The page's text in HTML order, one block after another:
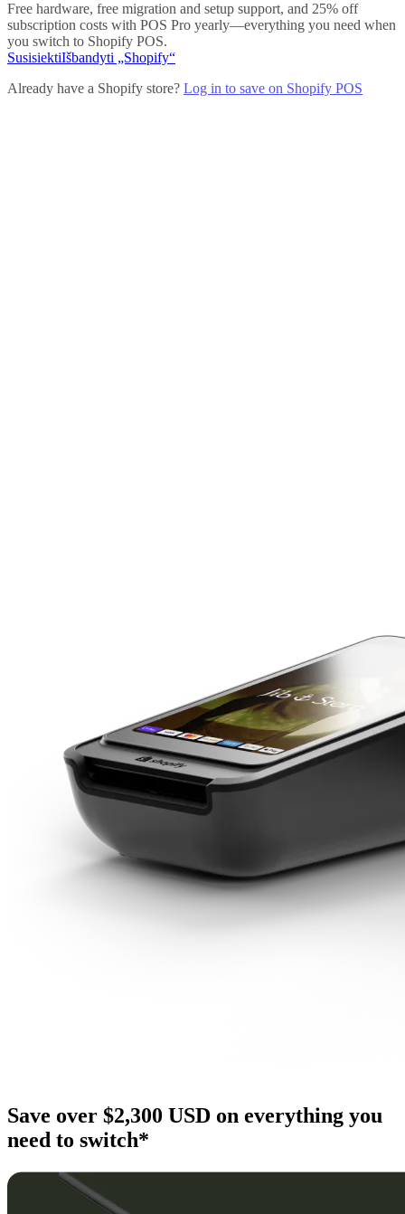
Free hardware, free migration and setup support, and 25% off
subscription costs with POS Pro yearly—everything you need when
you switch to Shopify POS.
SusisiektiIšbandyti „Shopify“
Already have a Shopify store? Log in to save on Shopify POS
Save over $2,300 USD on everything you
need to switch*